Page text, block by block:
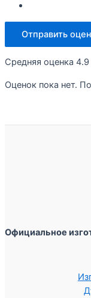
Отправить
Средняя оценка 4.9
Оценок пока нет.
Официальное